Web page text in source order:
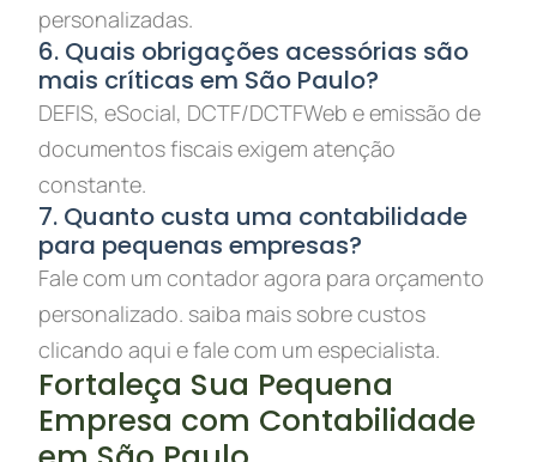
personalizadas.
6. Quais obrigações acessórias são
mais críticas em São Paulo?
DEFIS, eSocial, DCTF/DCTFWeb e emissão de
documentos fiscais exigem atenção
constante.
7. Quanto custa uma contabilidade
para pequenas empresas?
Fale com um contador agora para orçamento
personalizado. saiba mais sobre custos
clicando aqui e fale com um especialista.
Fortaleça Sua Pequena
Empresa com Contabilidade